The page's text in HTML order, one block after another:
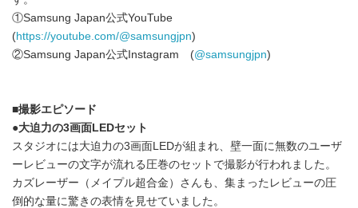
①Samsung Japan公式YouTube
(https://youtube.com/@samsungjpn)
②Samsung Japan公式Instagram (@samsungjpn)
■撮影エピソード
●大迫力の3画面 LEDセット
スタジオには大迫力の3画面LEDが組まれ、壁一面に無数のユーザ
ーレビューの文字が流れる圧巻のセットで撮影が行われました。
カズレーザー（メイプル超合金）さんも、集まったレビューの圧
倒的な量に驚きの表情を見せていました。